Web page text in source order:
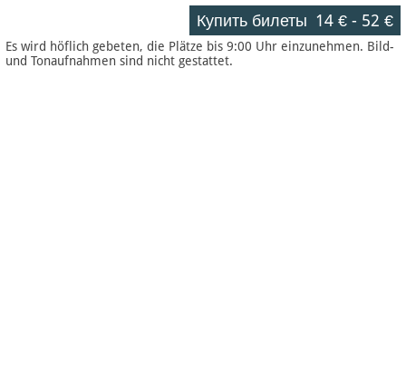
Купить билеты 14 €- 52 €
Es wird höflich gebeten, die Plätze bis 9:00 Uhr einzunehmen. Bild-
und Tonaufnahmen sind nicht gestattet.